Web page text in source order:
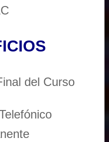
del Curso